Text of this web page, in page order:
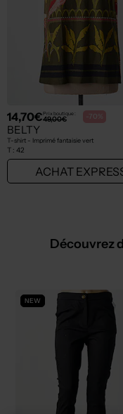
14,70€Prix boutique :
49,00€ -70%
BELTY
T-shirt - Imprimé fantaisie vert
T : 42
ACHAT
Découvrez
NEW